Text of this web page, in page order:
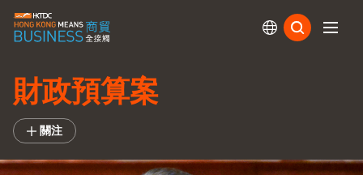
財政預算案
關注